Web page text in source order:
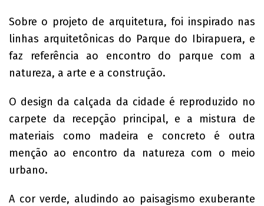
Sobre o projeto de arquitetura, foi inspirado nas
linhas arquitetônicas do Parque do Ibirapuera, e
faz referência ao encontro do parque com a
natureza, a arte e a construção.
O design da calçada da cidade é reproduzido no
carpete da recepção principal, e a mistura de
materiais como madeira e concreto é outra
menção ao encontro da natureza com o meio
urbano.
A cor verde, aludindo ao paisagismo exuberante